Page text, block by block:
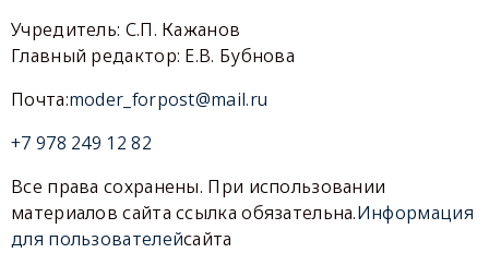
Учредитель: С.П. Кажанов
Главный редактор: Е.В. Бубнова
Почта:moder_forpost@mail.ru
+7 978 249 12 82
Все права сохранены. При использовании
материалов сайта ссылка обязательна.Информация
для пользователейсайта